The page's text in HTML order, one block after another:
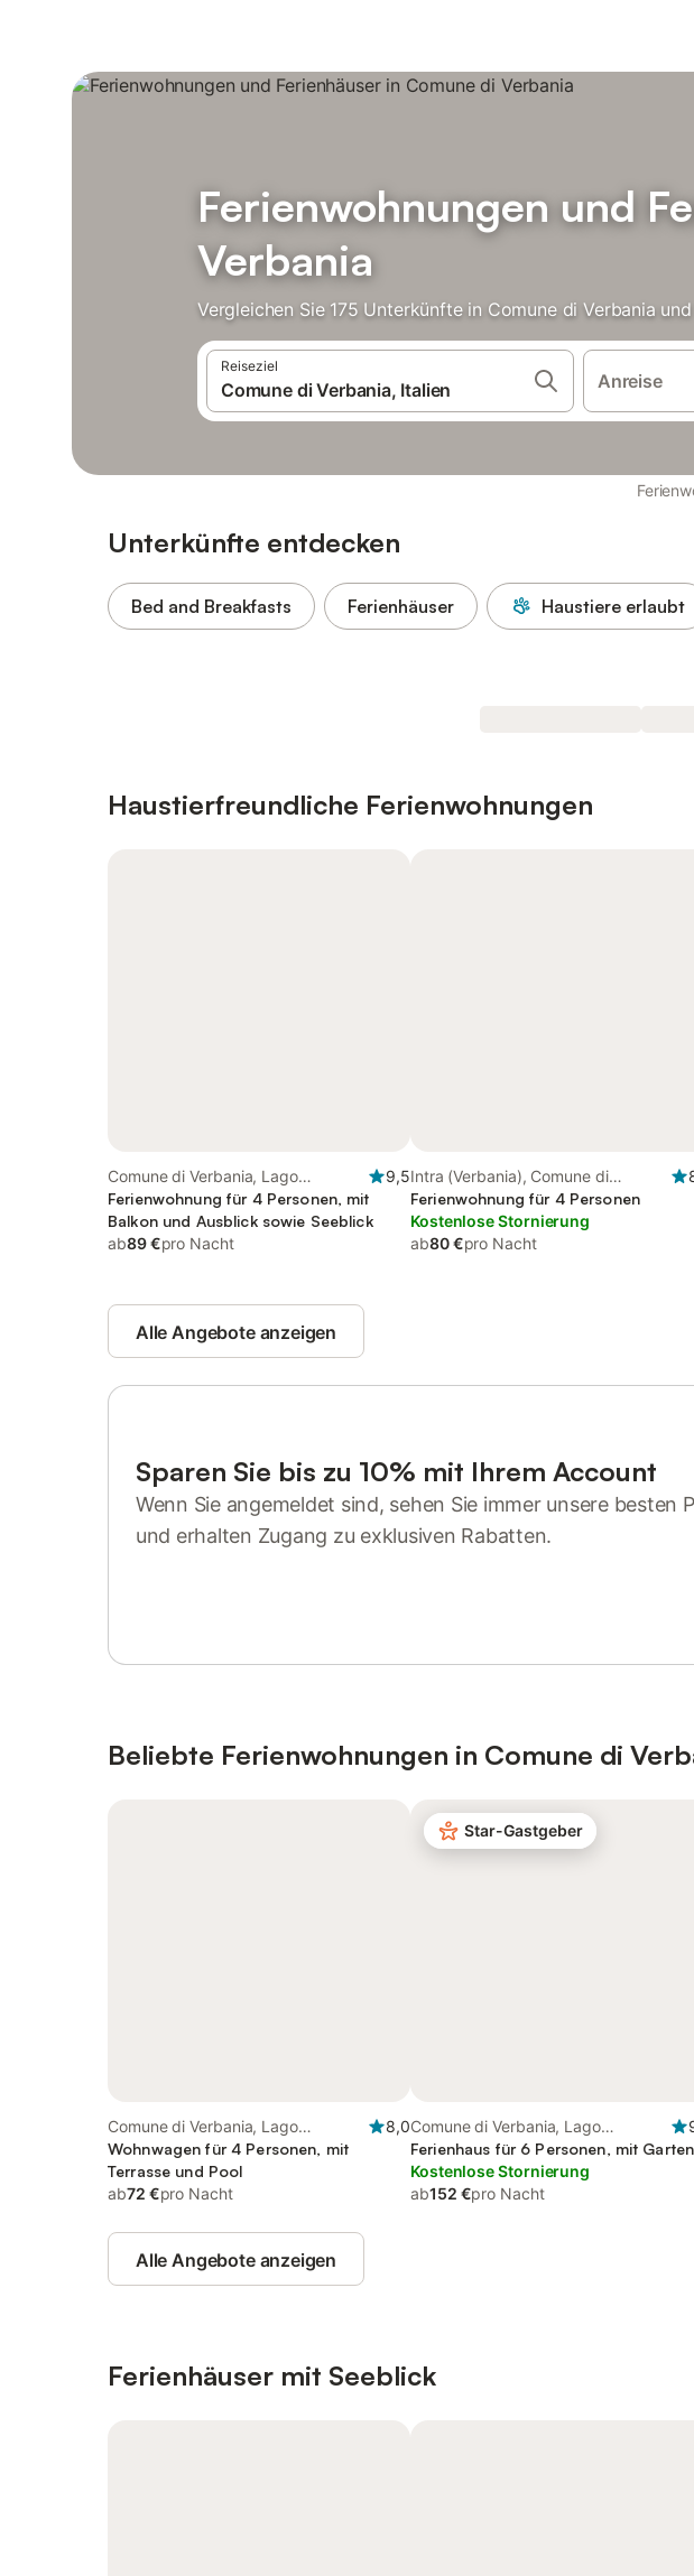
Ferienwohnungen und
Verbania
Vergleichen Sie 175 Unterkünfte in Comune di Verbania
Reiseziel
Anreise
Unterkünfte entdecken
Bed and Breakfasts Ferienhäuser Haustiere erlaubt
Haustierfreundliche Ferienwohnungen
Comune di Verbania, Lago
Maggiore (Piemont)
9,5
Ferienwohnung für 4 Personen, mit
Balkon und Ausblick sowie Seeblick
ab89 €pro Nacht
Intra (Verbania), Comune di
Verbania
Ferienwohnung für 4 Personen
Kostenlose Stornierung
ab80 €pro Nacht
Alle Angebote anzeigen
Sparen Sie bis zu 10% mit Ihrem Account
Wenn Sie angemeldet sind, sehen Sie immer unsere besten
und erhalten Zugang zu exklusiven Rabatten.
Beliebte Ferienwohnungen in Comune di
Comune di Verbania, Lago
Maggiore (Piemont)
8,0
Wohnwagen für 4 Personen, mit
Terrasse und Pool
ab72 €pro Nacht
Star-Gastgeber
Comune di Verbania, Lago
Maggiore (Piemont)
Ferienhaus für 6 Personen, mit Garten
Kostenlose Stornierung
ab152 €pro Nacht
Alle Angebote anzeigen
Ferienhäuser mit Seeblick